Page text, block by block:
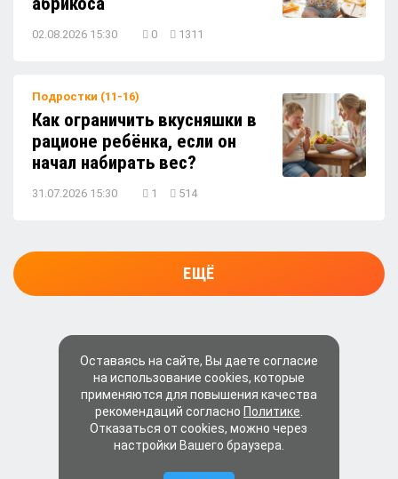
02.08.2026 15:30 0 1311
Подростки (11-16)
Как ограничить вкусняшки в
рационе ребёнка, если он
начал набирать вес?
31.07.2026 15:30 1 514
ЕЩЁ
Оставаясь на сайте, Вы даете согласие
на использование cookies, которые
применяются для повышения качества
рекомендаций согласно Политике
Отказаться от cookies, можно через
настройки Вашего браузера.